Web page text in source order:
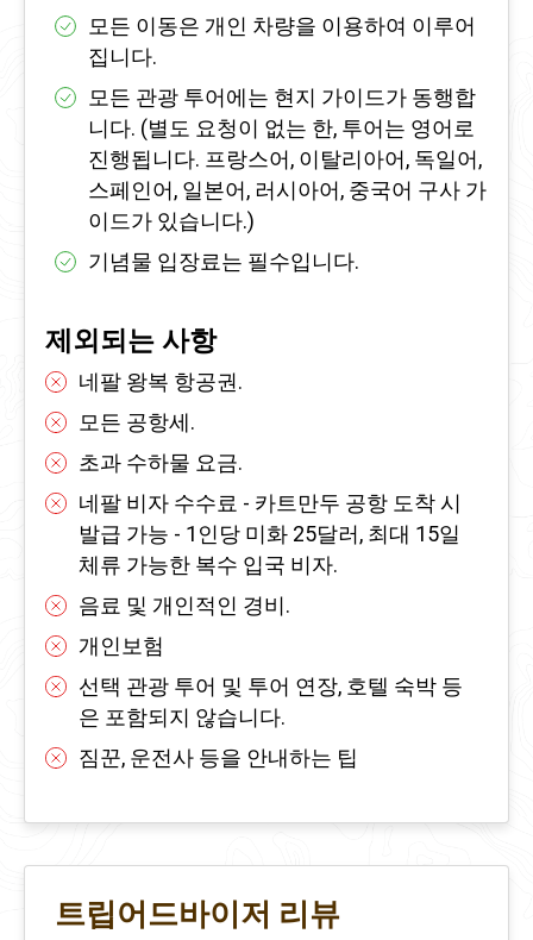
모든 이동은 개인 차량을 이용하여 이루어
집니다.
모든 관광 투어에는 현지 가이드가 동행합
니다. (별도 요청이 없는 한, 투어는 영어로
진행됩니다. 프랑스어, 이탈리아어, 독일어,
스페인어, 일본어, 러시아어, 중국어 구사 가
이드가 있습니다.)
기념물 입장료는 필수입니다.
제외되는 사항
네팔 왕복 항공권.
모든 공항세.
초과 수하물 요금.
네팔 비자 수수료 - 카트만두 공항 도착 시
발급 가능 - 1인당 미화 25달러, 최대 15일
체류 가능한 복수 입국 비자.
음료 및 개인적인 경비.
개인보험
선택 관광 투어 및 투어 연장, 호텔 숙박 등
은 포함되지 않습니다.
짐꾼, 운전사 등을 안내하는 팁
트립어드바이저 리뷰